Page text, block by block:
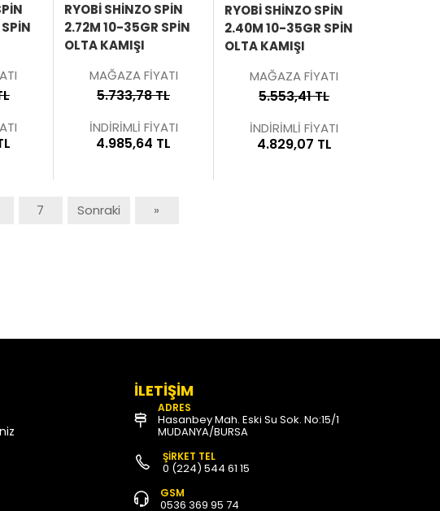
RYOBI SHINZO SPIN
2.72M 10-35GR SPIN
OLTA KAMIŞI
MAĞAZA FİYATI
5.733,78 TL
İNDİRİMLİ FİYATI
4.985,64 TL
RYOBI SHINZO SPIN
2.40M 10-35GR SPIN
OLTA KAMIŞI
MAĞAZA FİYATI
5.553,41 TL
İNDİRİMLİ FİYATI
4.829,07 TL
7 Sonraki »
İLETİŞİM
ADRES
Hasanbey Mah. Eski Su Sok. No:15/1
MUDANYA/BURSA
ŞİRKET TEL
0 (224) 544 61 15
GSM
0536 369 95 74